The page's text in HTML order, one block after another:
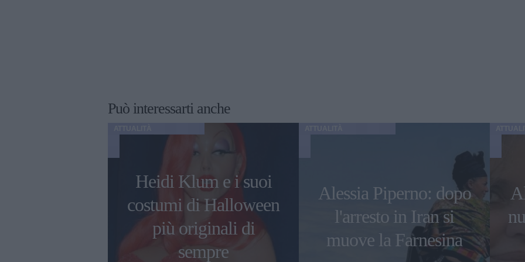
Può interessarti anche
Heidi Klum e i suoi
costumi di Halloween
più originali di
sempre
Alessia Piperno: dopo
l'arresto in Iran si
muove la Farnesina